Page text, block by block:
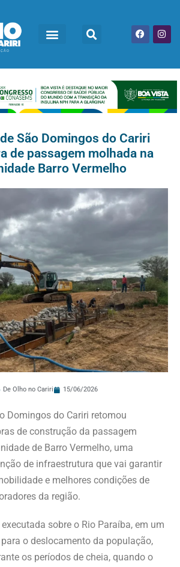
São Domingos do Cariri
de passagem molhada na
Barro Vermelho
De Olho no Cariri 15/06/2026
Domingos do Cariri retomou
de construção da passagem
de Barro Vermelho, uma
de infraestrutura que vai garantir
e melhores condições de
da região.
sobre o Rio Paraíba, em um
o deslocamento da população,
os períodos de cheia, quando o